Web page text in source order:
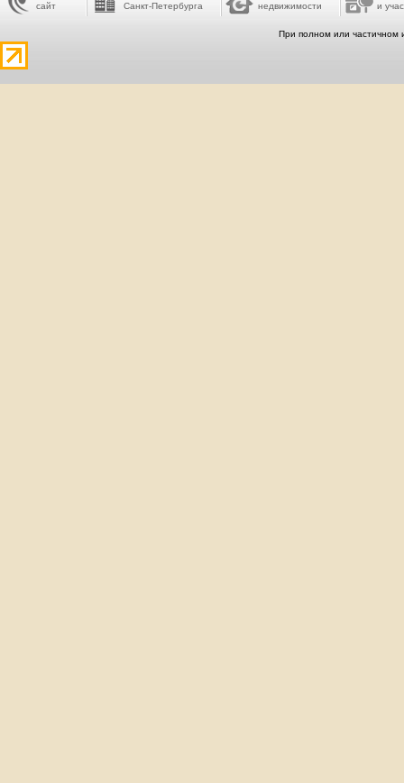
сайт Санкт-Петербурга недвижимости и
При полном или частичном